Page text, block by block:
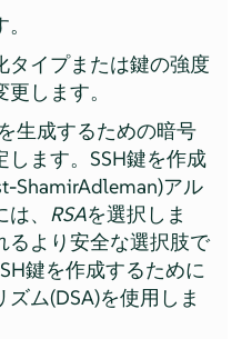
タイプまたは鍵の強度
します。
生成するための暗号
ます。SSH鍵を作成
ShamirAdleman)アル
、 RSAを選択しま
るより安全な選択肢で
鍵を作成するために
ム(DSA)を使用しま